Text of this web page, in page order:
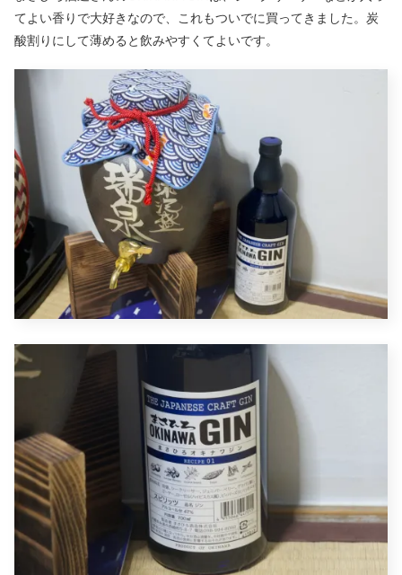
てよい香りで大好きなので、これもついでに買ってきました。炭
酸割りにして薄めると飲みやすくてよいです。